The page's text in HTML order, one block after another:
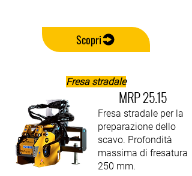
Scopri
Fresa stradale
MRP 25.15
Fresa stradale per la
preparazione dello
scavo. Profondità
massima di fresatura
250 mm.